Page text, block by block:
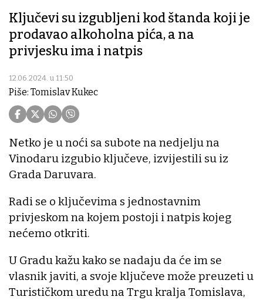
Ključevi su izgubljeni kod štanda koji je
prodavao alkoholna pića, a na
privjesku ima i natpis
12.06.2024. u 11:50
Piše: Tomislav Kukec
Netko je u noći sa subote na nedjelju na
Vinodaru izgubio ključeve, izvijestili su iz
Grada Daruvara.
Radi se o ključevima s jednostavnim
privjeskom na kojem postoji i natpis kojeg
nećemo otkriti.
U Gradu kažu kako se nadaju da će im se
vlasnik javiti, a svoje ključeve može preuzeti u
Turističkom uredu na Trgu kralja Tomislava,